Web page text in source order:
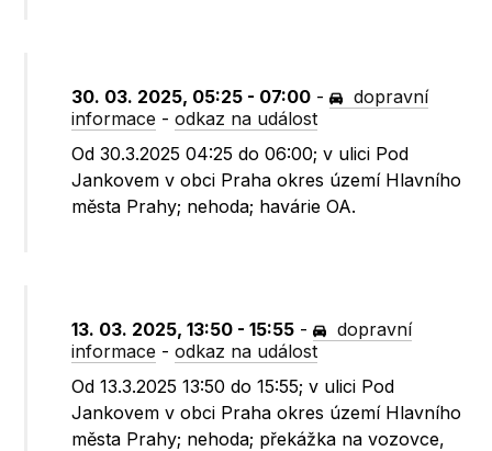
30. 03. 2025, 05:25 - 07:00 -
dopravní
informace -odkaz na událost
Od 30.3.2025 04:25 do 06:00; v ulici Pod
Jankovem v obci Praha okres území Hlavního
města Prahy; nehoda; havárie OA.
13. 03. 2025, 13:50 - 15:55 -
dopravní
informace -odkaz na událost
Od 13.3.2025 13:50 do 15:55; v ulici Pod
Jankovem v obci Praha okres území Hlavního
města Prahy; nehoda; překážka na vozovce,